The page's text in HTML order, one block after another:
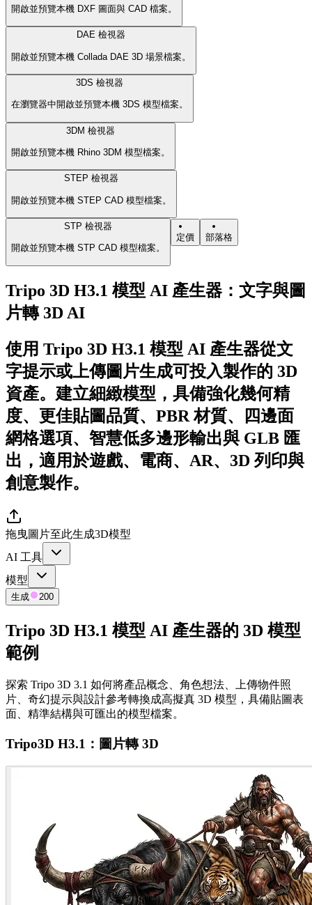
開啟並預覽本機 DXF 圖面與 CAD 檔案。
DAE 檢視器
開啟並預覽本機 Collada DAE 3D 場景檔案。
3DS 檢視器
在瀏覽器中開啟並預覽本機 3DS 模型檔案。
3DM 檢視器
開啟並預覽本機 Rhino 3DM 模型檔案。
STEP 檢視器
開啟並預覽本機 STEP CAD 模型檔案。
STP 檢視器
開啟並預覽本機 STP CAD 模型檔案。
定價 部落格
Tripo 3D H3.1 模型 AI 產生器：文字與圖
片轉 3D AI
使用 Tripo 3D H3.1 模型 AI 產生器從文
字提示或上傳圖片生成可投入製作的 3D
資產。建立細緻模型，具備強化幾何精
度、更佳貼圖品質、PBR 材質、四邊面
網格選項、智慧低多邊形輸出與 GLB 匯
出，適用於遊戲、電商、AR、3D 列印與
創意製作。
拖曳圖片至此生成3D模型
AI 工具
模型
生成 200
Tripo 3D H3.1 模型 AI 產生器的 3D 模型
範例
探索 Tripo 3D 3.1 如何將產品概念、角色想法、上傳物件照
片、奇幻提示與設計參考轉換成高擬真 3D 模型，具備貼圖表
面、精準結構與可匯出的模型檔案。
Tripo3D H3.1：圖片轉 3D